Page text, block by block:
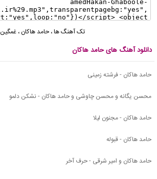
تک آهنگ ها، حامد هاکان ، غمگین
دانلود آهنگ های حامد هاکان
حامد هاکان - فرشته زمینی
محسن یگانه و محسن چاوشی و حامد هاکان - نشکن دلمو
حامد هاکان - مجنون لیلا
حامد هاکان - قبوله
حامد هاکان و امیر شرقی - حرف آخر